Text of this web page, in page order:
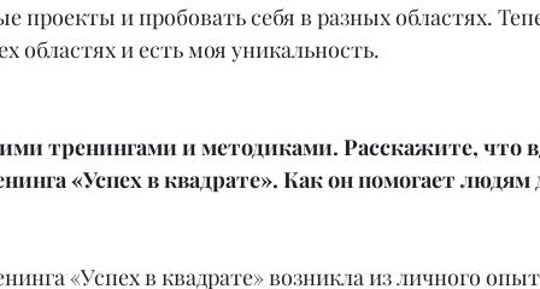
проекты и пробовать себя в разных областях.
областях и есть моя уникальность.
тренингами и методиками. Расскажите, что
«Успех в квадрате». Как он помогает
«Успех в квадрате» возникла из личного